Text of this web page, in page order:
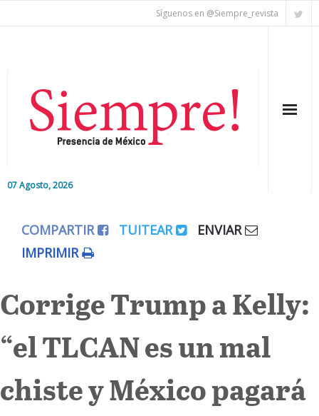
Síguenos en @Siempre_revista
07 Agosto, 2026
Editorial
Colaboradores
Internacional
Cultura
COMPARTIR TUITEAR
ENVIAR
IMPRIMIR
Corrige Trump a Kelly:
“el TLCAN es un mal
chiste y México pagará